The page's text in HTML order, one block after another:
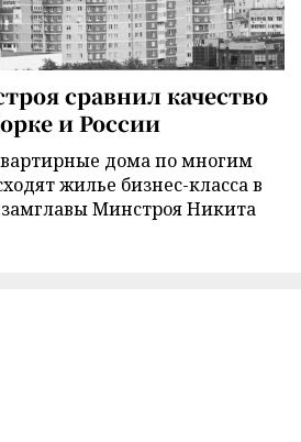
сравнил качество
и России
дома по многим
жилье бизнес-класса в
Минстроя Никита